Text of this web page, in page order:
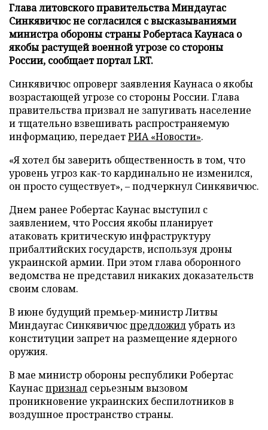
Глава литовского правительства Миндаугас
Синкявичюс не согласился с высказываниями
министра обороны страны Робертаса Каунаса о
якобы растущей военной угрозе со стороны
России, сообщает портал LRT.
Синкявичюс опроверг заявления Каунаса о якобы
возрастающей угрозе со стороны России. Глава
правительства призвал не запугивать население
и тщательно взвешивать распространяемую
информацию, передаетРИА «Новости».
«Я хотел бы заверить общественность в том, что
уровень угроз как-то кардинально не изменился,
он просто существует», – подчеркнул Синкявичюс.
Днем ранее Робертас Каунас выступил с
заявлением, что Россия якобы планирует
атаковать критическую инфраструктуру
прибалтийских государств, используя дроны
украинской армии. При этом глава оборонного
ведомства не представил никаких доказательств
своим словам.
В июне будущий премьер-министр Литвы
Миндаугас Синкявичюспредложилубрать из
конституции запрет на размещение ядерного
оружия.
В мае министр обороны республики Робертас
Каунаспризнал серьезным вызовом
проникновение украинских беспилотников в
воздушное пространство страны.